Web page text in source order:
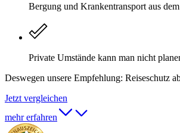
Bergung und Krankentransport aus
Private Umstände kann man nicht
Deswegen unsere Empfehlung: Reiseschutz
Jetzt vergleichen
mehr erfahren